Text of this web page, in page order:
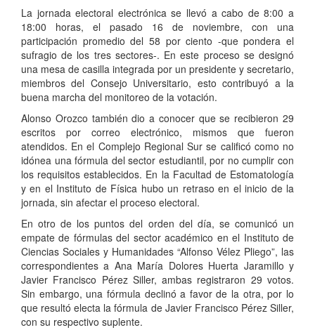
La jornada electoral electrónica se llevó a cabo de 8:00 a
18:00 horas, el pasado 16 de noviembre, con una
participación promedio del 58 por ciento -que pondera el
sufragio de los tres sectores-. En este proceso se designó
una mesa de casilla integrada por un presidente y secretario,
miembros del Consejo Universitario, esto contribuyó a la
buena marcha del monitoreo de la votación.
Alonso Orozco también dio a conocer que se recibieron 29
escritos por correo electrónico, mismos que fueron
atendidos. En el Complejo Regional Sur se calificó como no
idónea una fórmula del sector estudiantil, por no cumplir con
los requisitos establecidos. En la Facultad de Estomatología
y en el Instituto de Física hubo un retraso en el inicio de la
jornada, sin afectar el proceso electoral.
En otro de los puntos del orden del día, se comunicó un
empate de fórmulas del sector académico en el Instituto de
Ciencias Sociales y Humanidades “Alfonso Vélez Pliego”, las
correspondientes a Ana María Dolores Huerta Jaramillo y
Javier Francisco Pérez Siller, ambas registraron 29 votos.
Sin embargo, una fórmula declinó a favor de la otra, por lo
que resultó electa la fórmula de Javier Francisco Pérez Siller,
con su respectivo suplente.